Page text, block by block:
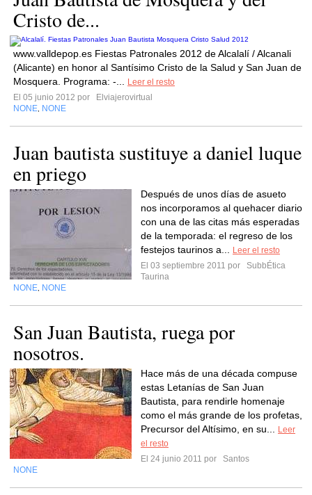
Cristo de...
www.valldepop.es Fiestas Patronales 2012 de Alcalalí / Alcanali
(Alicante) en honor al Santísimo Cristo de la Salud y San Juan de
Mosquera. Programa: -...
Leer el resto
El 05 junio 2012 por
Elviajerovirtual
NONE NONE
Juan bautista sustituye a daniel luque
en priego
Después de unos días de asueto
nos incorporamos al quehacer diario
con una de las citas más esperadas
de la temporada: el regreso de los
festejos taurinos a...
Leer el resto
El 03 septiembre 2011 por
SubbÉtica
Taurina
NONE NONE
San Juan Bautista, ruega por
nosotros.
Hace más de una década compuse
estas Letanías de San Juan
Bautista, para rendirle homenaje
como el más grande de los profetas,
Precursor del Altísimo, en su...
Leer
el resto
El 24 junio 2011 por
Santos
NONE